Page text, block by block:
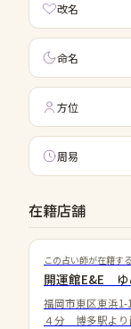
改名
命名
方位
周易
在籍店舗
この占い師が在籍す
開運館E&E ゆ
福岡市東区東浜
４分 博多駅より